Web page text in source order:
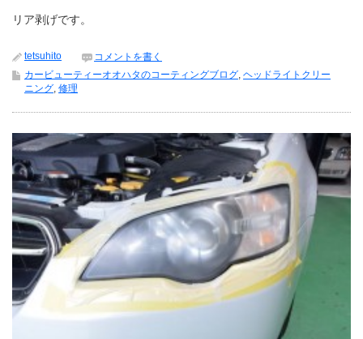
リア剥げです。
tetsuhito
コメントを書く
カービューティーオオハタのコーティングブログ, ヘッドライトクリー
ニング, 修理